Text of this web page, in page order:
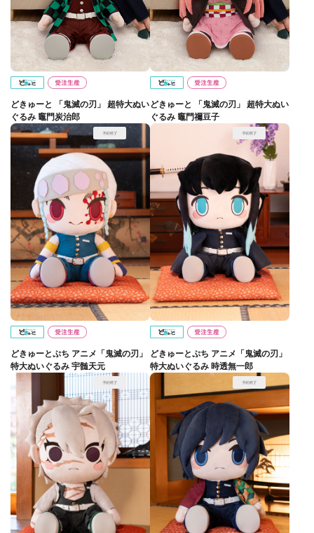
どきゅーと 「鬼滅の刃」 超特大ぬい
ぐるみ 竈門炭治郎
どきゅーと 「鬼滅の刃」 超特大ぬい
ぐるみ 竈門禰豆子
どきゅーとぷち アニメ「鬼滅の刃」
特大ぬいぐるみ 宇髄天元
どきゅーとぷち アニメ「鬼滅の刃」
特大ぬいぐるみ 時透無一郎